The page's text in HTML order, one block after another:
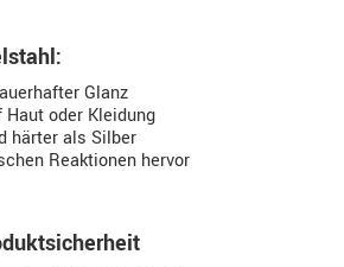
Glanz
Haut oder Kleidung
härter als Silber
Reaktionen hervor